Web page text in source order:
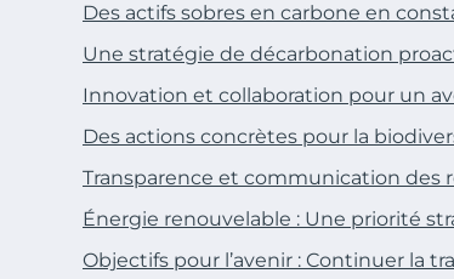
Des actifs sobres en carbone en
Une stratégie de décarbonation
Innovation et collaboration pour un
Des actions concrètes pour la
Transparence et communication des
Énergie renouvelable : Une priorité
Objectifs pour l’avenir : Continuer la